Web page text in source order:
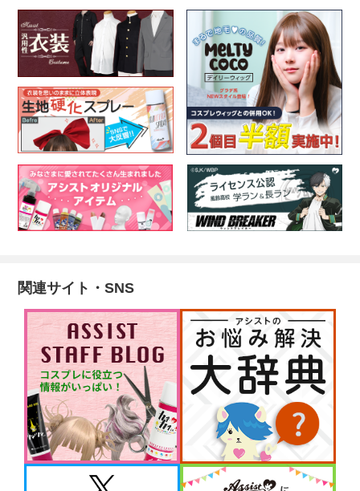
関連サイト・SNS